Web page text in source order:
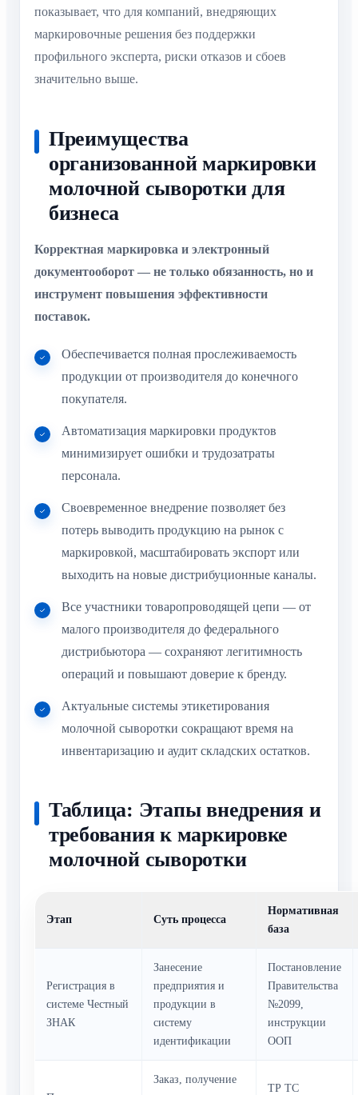
показывает, что для компаний, внедряющих
маркировочные решения без поддержки
профильного эксперта, риски отказов и сбоев
значительно выше.
Преимущества
организованной маркировки
молочной сыворотки для
бизнеса
Корректная маркировка и электронный
документооборот — не только обязанность, но и
инструмент повышения эффективности
поставок.
Обеспечивается полная прослеживаемость
продукции от производителя до конечного
покупателя.
Автоматизация маркировки продуктов
минимизирует ошибки и трудозатраты
персонала.
Своевременное внедрение позволяет без
потерь выводить продукцию на рынок с
маркировкой, масштабировать экспорт или
выходить на новые дистрибуционные каналы.
Все участники товаропроводящей цепи — от
малого производителя до федерального
дистрибьютора — сохраняют легитимность
операций и повышают доверие к бренду.
Актуальные системы этикетирования
молочной сыворотки сокращают время на
инвентаризацию и аудит складских остатков.
Таблица: Этапы внедрения и
требования к маркировке
молочной сыворотки
Этап Суть процесса
Нормативная
база
Регистрация в
системе Честный
ЗНАК
Занесение
предприятия и
продукции в
систему
идентификации
Постановление
Правительства
№2099,
инструкции
ООП
Заказ, получение
ТР ТС